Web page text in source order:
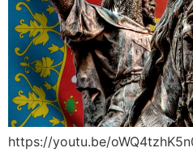
https://youtu.be/